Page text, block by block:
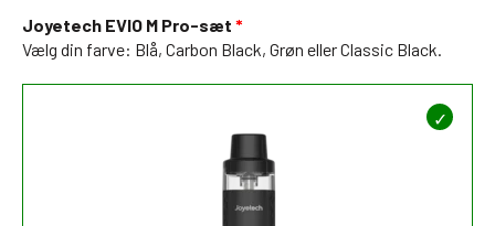
Joyetech EVIO M Pro-sæt
Vælg din farve: Blå, Carbon Black, Grøn eller Classic Black.